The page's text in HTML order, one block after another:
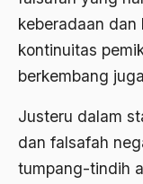
keberadaan
kontinuitas
berkembang
Justeru dalam
dan falsafah
tumpang-tindih
1989
1985
Adat Siri
Adil dan Makmur
Adipati Unus